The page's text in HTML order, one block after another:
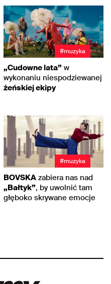
#muzyka
„Cudowne lata” w
wykonaniu niespodziewanej
żeńskiej ekipy
#muzyka
BOVSKA zabiera nas nad
„Bałtyk”, by uwolnić tam
głęboko skrywane emocje